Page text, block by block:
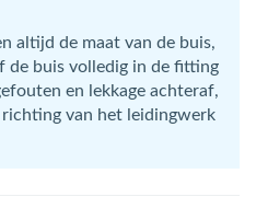
altijd de maat van de buis,
de buis volledig in de fitting
en lekkage achteraf,
van het leidingwerk